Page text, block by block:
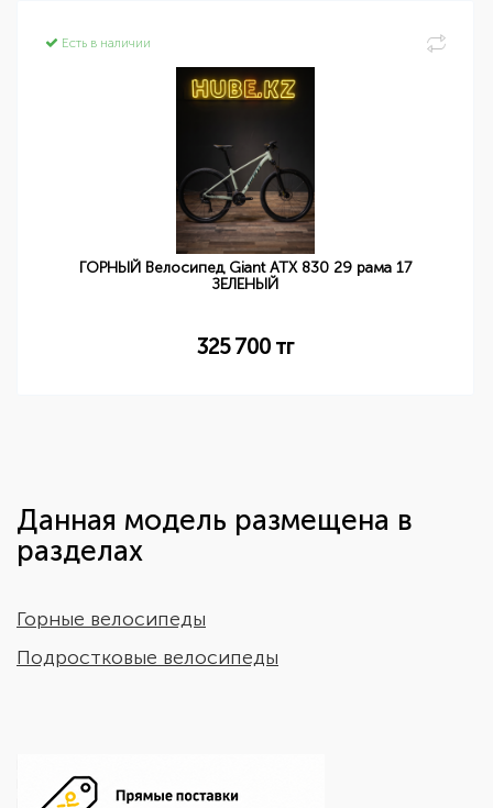
Есть в наличии
ГОРНЫЙ Велосипед Giant ATX 830 29 рама 17
ЗЕЛЕНЫЙ
325 700 тг
Данная модель размещена в
разделах
Горные велосипеды
Подростковые велосипеды